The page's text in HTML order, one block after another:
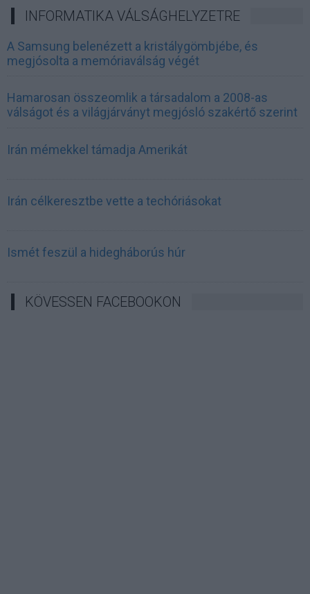
INFORMATIKA VÁLSÁGHELYZETRE
A Samsung belenézett a kristálygömbjébe, és
megjósolta a memóriaválság végét
Hamarosan összeomlik a társadalom a 2008-as
válságot és a világjárványt megjósló szakértő szerint
Irán mémekkel támadja Amerikát
Irán célkeresztbe vette a techóriásokat
Ismét feszül a hidegháborús húr
KÖVESSEN FACEBOOKON